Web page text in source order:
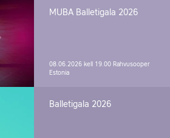
MUBA Balletigala 2026
08.06.2026 kell 19.00 Rahvusooper
Estonia
Balletigala 2026